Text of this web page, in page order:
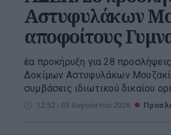
Αστυφυλάκων
αποφοίτους
έα προκήρυξη για 28
Δοκίμων Αστυφυλάκων
συμβάσεις ιδιωτικού δικαίου
12:52 | 03 Αυγούστου 2026